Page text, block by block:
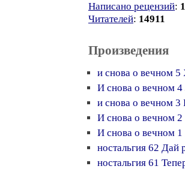
Написано рецензий:
Читателей: 14911
Произведения
и снова о вечном
И снова о вечном 4
и снова о вечном 3
И снова о вечном 2
И снова о вечном 1
ностальгия 62 Дай
ностальгия 61